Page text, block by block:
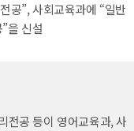
공”, 사회교육과에 “일반
을 신설
전공 등이 영어교육과, 사